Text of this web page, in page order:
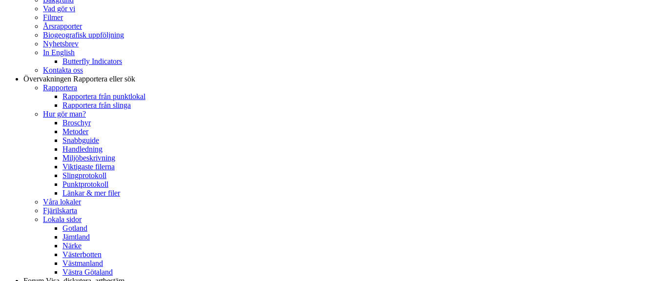
Vad gör vi
Filmer
Årsrapporter
Biogeografisk uppföljning
Nyhetsbrev
In English
Butterfly Indicators
Kontakta oss
Övervakningen Rapportera eller sök
Rapportera
Rapportera från punktlokal
Rapportera från slinga
Hur gör man?
Broschyr
Metoder
Snabbguide
Handledning
Miljöbeskrivning
Viktigaste filerna
Slingprotokoll
Punktprotokoll
Länkar & mer filer
Våra lokaler
Fjärilskarta
Lokala sidor
Gotland
Jämtland
Närke
Västerbotten
Västmanland
Västra Götaland